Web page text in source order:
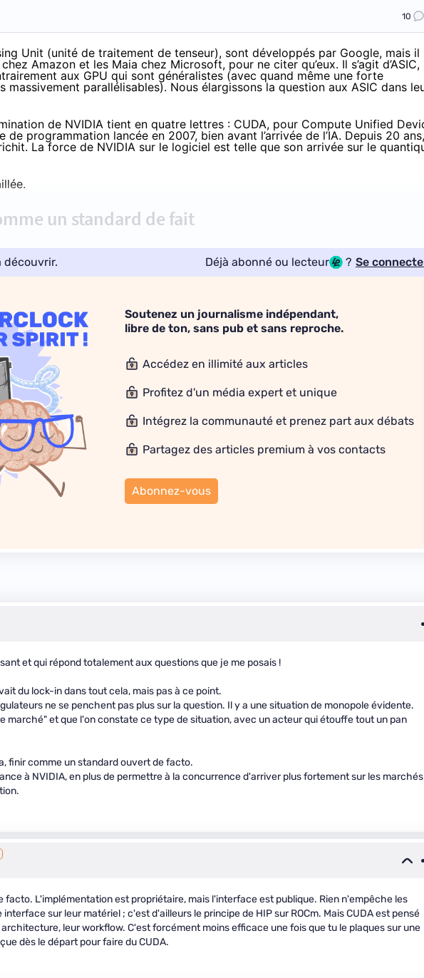
10
Unit (unité de traitement de tenseur), sont développés par Google, mais il
Amazon et les Maia chez Microsoft, pour ne citer qu’eux. Il s’agit d’ASIC,
aux GPU qui sont généralistes (avec quand même une forte
parallélisables). Nous élargissons la question aux ASIC dans
de NVIDIA tient en quatre lettres : CUDA, pour Compute Unified
programmation lancée en 2007, bien avant l’arrivée de l’IA. Depuis 20 ans,
Laforce de NVIDIA sur le logiciel est telle que son arrivée sur le
un standard de fait
découvrir. Déjà abonné ou lecteur ? Se
Soutenez un journalisme indépendant,
libre de ton, sans pub et sans reproche.
Accédez en illimité aux articles
Profitez d'un média expert et unique
Intégrez la communauté et prenez part aux débats
Partagez des articles premium à vos contacts
Abonnez-vous
et qui répond totalement aux questions que je me posais !
du lock-in dans tout cela, mais pas à ce point.
ne se penchent pas plus sur la question. Il y a une situation de monopole évidente.
marché" et que l'on constate ce type de situation, avec un acteur qui étouffe tout un pan
finir comme un standard ouvert de facto.
à NVIDIA, en plus de permettre à la concurrence d'arriver plus fortement sur les marchés
facto. L'implémentation est propriétaire, mais l'interface est publique. Rien n'empêche les
sur leur matériel ; c'est d'ailleurs le principe de HIP sur ROCm. Mais CUDA est pensé
architecture, leur workflow. C'est forcément moins efficace une fois que tu le plaques sur une
dès le départ pour faire du CUDA.